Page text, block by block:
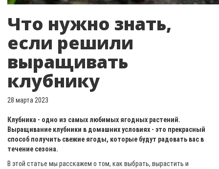
Что нужно знать,
если решили
выращивать
клубнику
28 марта 2023
Клубника - одно из самых любимых ягодных растений.
Выращивание клубники в домашних условиях - это прекрасный
способ получить свежие ягоды, которые будут радовать вас в
течение сезона.
В этой статье мы расскажем о том, как выбрать, вырастить и